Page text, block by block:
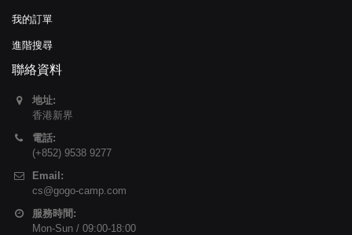
我的訂單
進階搜尋
聯絡資料
地址:
香港新界
電話:
(+852) 9538 9277
Email:
cs@gogo-camp.com
服務時間:
Mon-Sun / 09:00-18:00